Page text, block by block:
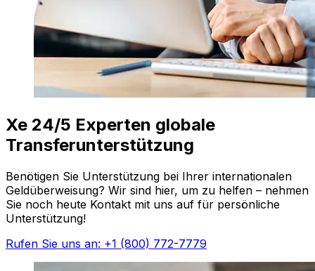
Xe 24/5 Experten globale
Transferunterstützung
Benötigen Sie Unterstützung bei Ihrer internationalen
Geldüberweisung? Wir sind hier, um zu helfen – nehmen
Sie noch heute Kontakt mit uns auf für persönliche
Unterstützung!
Rufen Sie uns an: +1 (800) 772-7779